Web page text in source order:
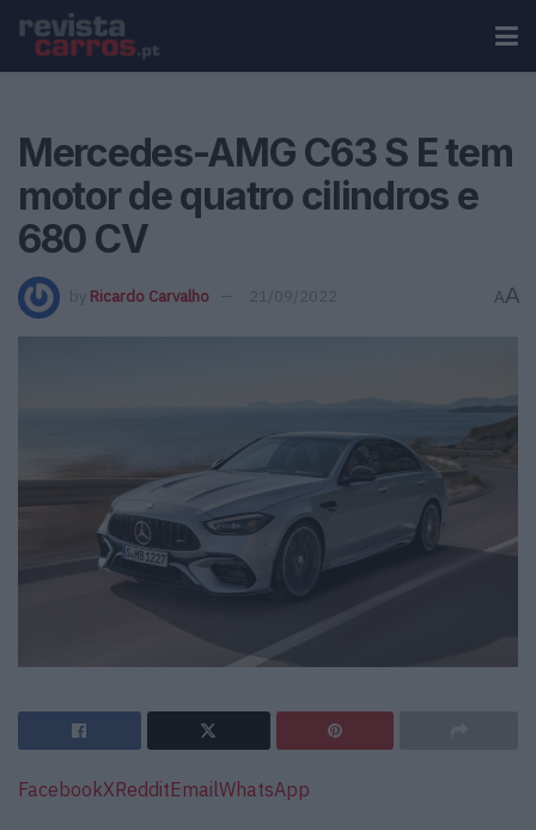
Mercedes-AMG C63 S E tem
motor de quatro cilindros e
680 CV
by Ricardo Carvalho 21/09/2022 AA
FacebookXRedditEmailWhatsApp